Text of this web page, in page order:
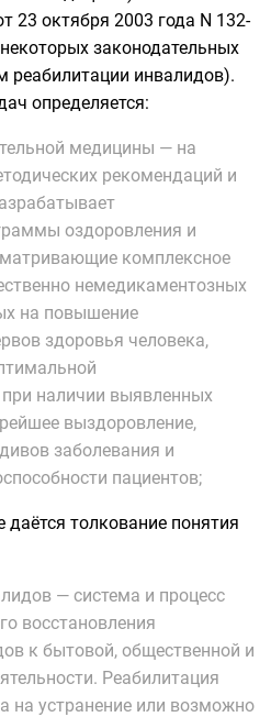
23 октября 2003 года N 132-
законодательных
реабилитации инвалидов).
определяется:
медицины — на
рекомендаций и
оздоровления и
комплексное
немедикаментозных
на повышение
здоровья человека,
при наличии выявленных
выздоровление,
заболевания и
пациентов;
толкование понятия
— система и процесс
восстановления
к бытовой, общественной и
Реабилитация
на устранение или возможно